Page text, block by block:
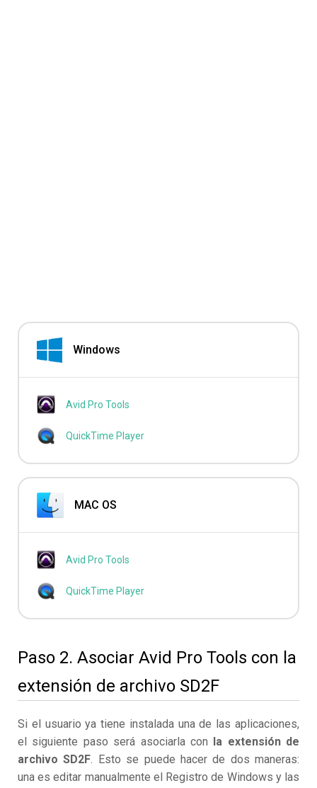
Windows
Avid Pro Tools
QuickTime Player
MAC OS
Avid Pro Tools
QuickTime Player
Paso 2. Asociar Avid Pro Tools con la
extensión de archivo SD2F
Si el usuario ya tiene instalada una de las aplicaciones,
el siguiente paso será asociarla con la extensión de
archivo SD2F. Esto se puede hacer de dos maneras:
una es editar manualmente el Registro de Windows y las